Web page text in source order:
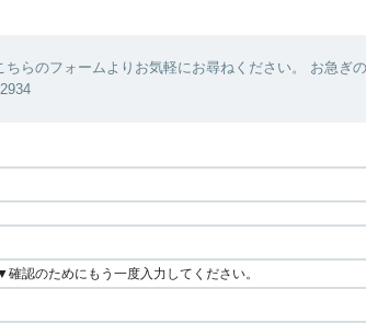
らのフォームよりお気軽にお尋ねください。 お急ぎ
確認のためにもう一度入力してください。